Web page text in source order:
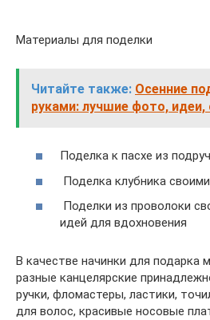
Материалы для поделки
Читайте также: Осенние
руками: лучшие фото, идеи,
Поделка к пасхе из
Поделка клубника
Поделки из проволоки
идей для вдохновения
В качестве начинки для подарка
разные канцелярские
ручки, фломастеры, ластики,
для волос, красивые носовые